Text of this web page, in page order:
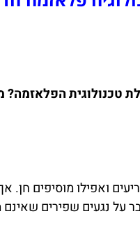
טכנולוגית
ואפילו מוסיפים
על נגעים שפירים